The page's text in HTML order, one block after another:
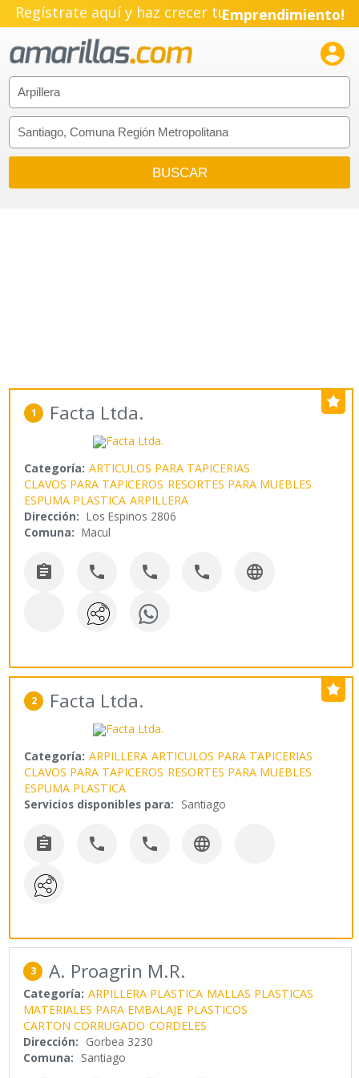
Regístrate aquí y haz crecer tuEmprendimiento!

1 Facta Ltda.
Categoría: ARTICULOS PARA TAPICERIAS
CLAVOS PARA TAPICEROS RESORTES PARA MUEBLES
ESPUMA PLASTICA ARPILLERA
Dirección: Los Espinos 2806
Comuna: Macul
    
2 Facta Ltda.
Categoría: ARPILLERA ARTICULOS PARA TAPICERIAS
CLAVOS PARA TAPICEROS RESORTES PARA MUEBLES
ESPUMA PLASTICA
Servicios disponibles para: Santiago
   
3 A. Proagrin M.R.
Categoría: ARPILLERA PLASTICA MALLAS PLASTICAS
MATERIALES PARA EMBALAJE PLASTICOS
CARTON CORRUGADO CORDELES
Dirección: Gorbea 3230
Comuna: Santiago